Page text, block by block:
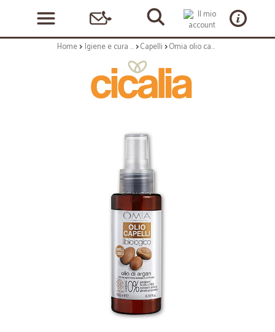
Home Igiene e cura personale Capelli Omia olio capelli argan - ml.100